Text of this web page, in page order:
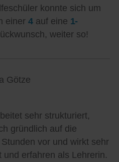
konnte sich um
einer 4auf eine 1-
weiter so!
Götze
sehr strukturiert,
gründlich auf die
vor und wirkt sehr
und erfahren als Lehrerin.